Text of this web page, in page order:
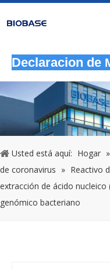
Declaracion de
Usted está aquí: Hogar »
de coronavirus » Reactivo
extracción de ácido
genómico bacteriano